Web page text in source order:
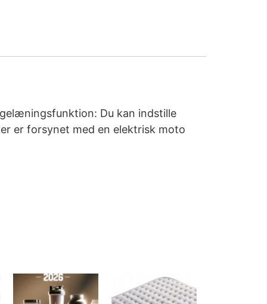
Du kan indstille
er forsynet med en elektrisk moto